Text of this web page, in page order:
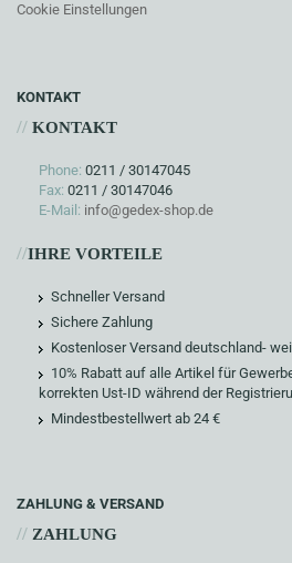
Cookie Einstellungen
KONTAKT
// KONTAKT
Phone: 0211 / 30147045
Fax: 0211 / 30147046
E-Mail: info@gedex-shop.de
//IHRE VORTEILE
Schneller Versand
Sichere Zahlung
Kostenloser Versand deutschland-
10% Rabatt auf alle Artikel für
korrekten Ust-ID während der
Mindestbestellwert ab 24 €
ZAHLUNG & VERSAND
// ZAHLUNG